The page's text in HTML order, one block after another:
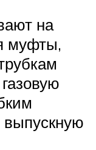
на
муфты,